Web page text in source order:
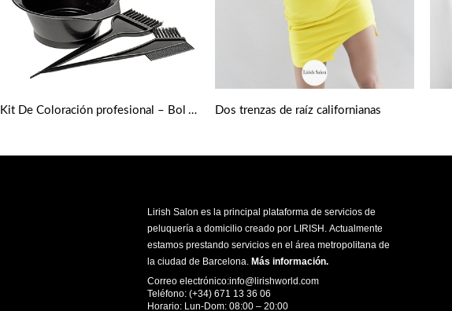
Kit De Coloración profesional – Bol Y Brochas Para Teñir Dos trenzas de raíz californianas
Lirish Salon es la principal plataforma de servicios de
peluquería a domicilio creado por LIRISH. Actualmente
estamos prestando servicios en el área metropolitana de
la ciudad de Barcelona. Más información.
Correo electrónico:info@lirishworld.com
Teléfono: (+34) 671 13 36 06
Horario: Lun-Dom: 08:00 – 20:00